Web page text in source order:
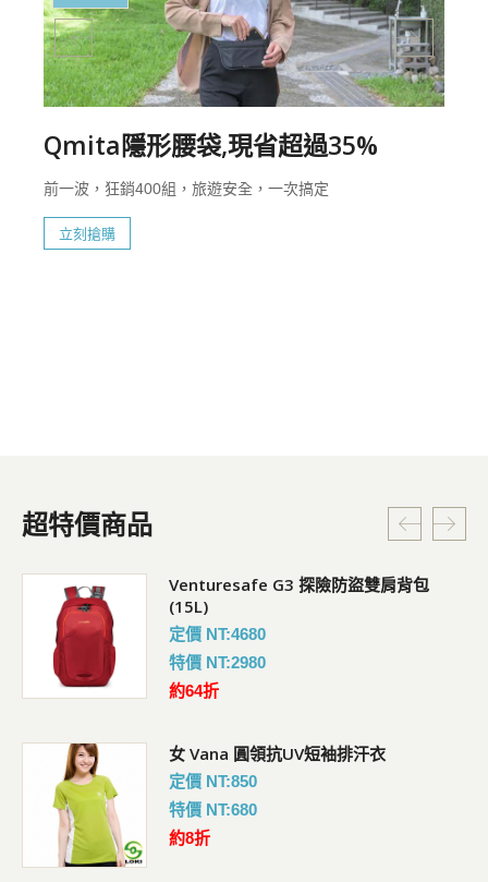
Qmita萬用鋼繩鎖,現省45%
防盜關鍵30秒，前一波，狂銷5000組
立刻搶購
超特價商品
Venturesafe G3 探險防盜雙肩背包
(15L)
定價 NT:4680
特價 NT:2980
約64折
女 Vana 圓領抗UV短袖排汗衣
定價 NT:850
特價 NT:680
約8折